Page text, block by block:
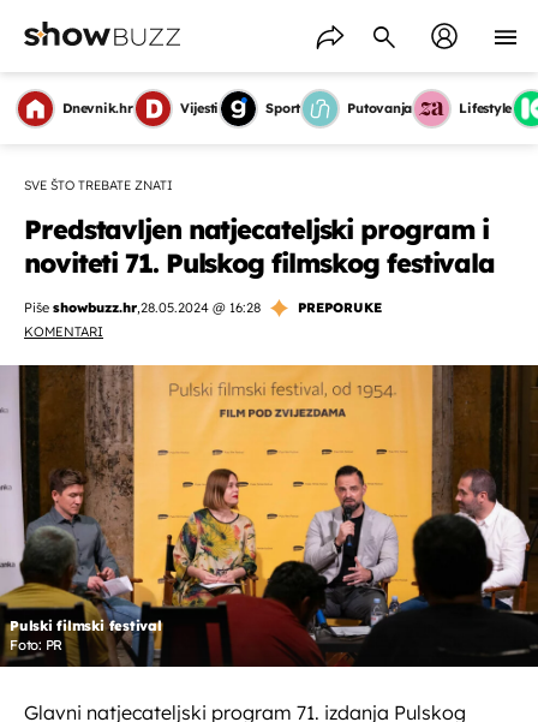
Dnevnik.hr Vijesti Sport Putovanja Lifestyle
SVE ŠTO TREBATE ZNATI
Predstavljen natjecateljski program i
noviteti 71. Pulskog filmskog festivala
Piše showbuzz.hr,28.05.2024 @ 16:28
PREPORUKE
KOMENTARI
Pulski filmski festival
Foto: PR
Glavni natjecateljski program 71. izdanja Pulskog
OMOGUĆI OBAVIJESTI